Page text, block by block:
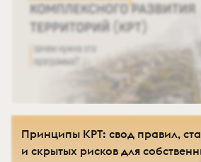
Принципы КРТ: свод правил,
и скрытых рисков для